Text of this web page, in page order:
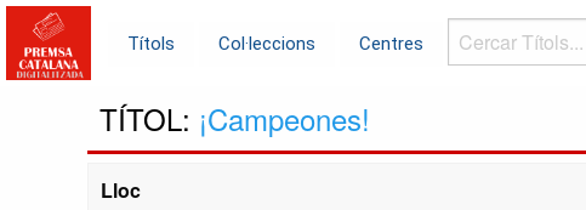
Títols Col·leccions Centres
Cercar
Títols...
TÍTOL: ¡Campeones!
Lloc